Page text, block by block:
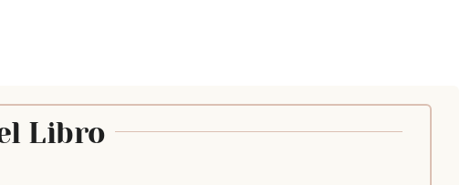
Libro